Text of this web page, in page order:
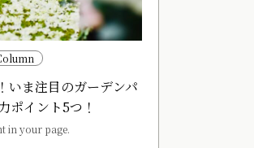
いま注目のガーデンパ
ポイント5つ！
in your page.